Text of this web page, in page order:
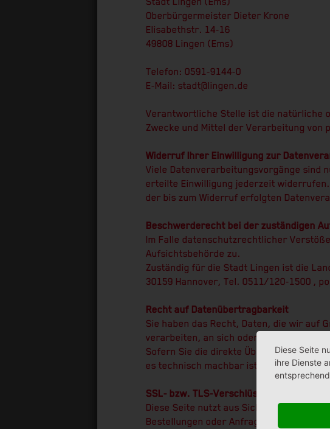
Oberbürgermeister Dieter Krone
Elisabethstr. 14-16
49808 Lingen (Ems)
Telefon: 0591-9144-0
E-Mail: stadt@lingen.de
Verantwortliche Stelle ist die natürliche
Zwecke und Mittel der Verarbeitung von
Widerruf Ihrer Einwilligung zur
Viele Datenverarbeitungsvorgänge sind
erteilte Einwilligung jederzeit
der bis zum Widerruf erfolgten
Beschwerderecht bei der zuständigen
Im Falle datenschutzrechtlicher
Aufsichtsbehörde zu.
Zuständig für die Stadt Lingen ist die
30159 Hannover, Tel. 0511/120-1500 ,
Recht auf Datenübertragbarkeit
Sie haben das Recht, Daten, die wir auf
verarbeiten, an sich oder an einen
Sofern Sie die direkte Übertragung der
es technisch machbar ist.
SSL- bzw. TLS-Verschlüsselung
Diese Seite nutzt aus
Bestellungen oder Anfragen, die Sie an
Diese Seite
ihre Dienste